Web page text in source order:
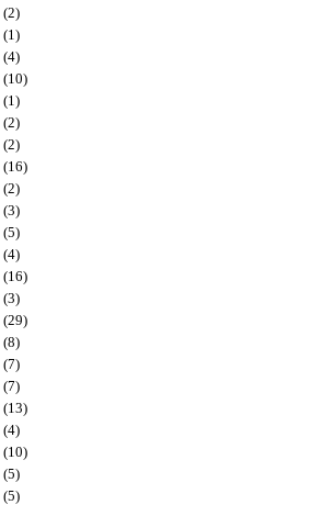
(2)
(1)
(4)
(10)
(1)
(2)
(2)
(16)
(2)
(3)
(5)
(4)
(16)
(3)
(29)
(8)
(7)
(7)
(13)
(4)
(10)
(5)
(5)